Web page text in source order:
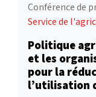
Conférence de
Service de
Politique
et les
pour la
l’utilisation